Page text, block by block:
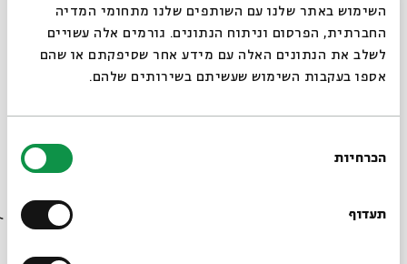
השימוש באתר שלנו עם השותפים שלנו מתחומי המדיה
החברתית, הפרסום וניתוח הנתונים. גורמים אלה עשויים
לשלב את הנתונים האלה עם מידע אחר שסיפקתם או שהם
אספו בעקבות השימוש שעשיתם בשירותים שלהם.
הסכמה
הכרחיות
תעדוף
צילום: יואב קוטנר: סילאן דלאל,
-------------
שיתוף הרשמה לאירועים דומים
סגור